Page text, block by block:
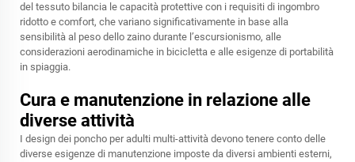
del tessuto bilancia le capacità protettive con i requisiti di ingombro
ridotto e comfort, che variano significativamente in base alla
sensibilità al peso dello zaino durante l’escursionismo, alle
considerazioni aerodinamiche in bicicletta e alle esigenze di portabilità
in spiaggia.
Cura e manutenzione in relazione alle
diverse attività
I design dei poncho per adulti multi-attività devono tenere conto delle
diverse esigenze di manutenzione imposte da diversi ambienti esterni,